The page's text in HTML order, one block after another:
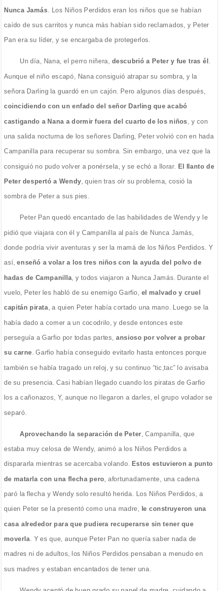
Nunca Jamás . Los Niños Perdidos eran los niños que se habían
caído de sus carritos y nunca más habían sido reclamados, y Peter
Pan era su líder, y se encargaba de protegerlos.
Un día, Nana, el perro niñera, descubrió a Peter y fue tras él .
Aunque el niño escapó, Nana consiguió atrapar su sombra, y la
señora Darling la guardó en un cajón. Pero algunos días después,
coincidiendo con un enfado del señor Darling que acabó
castigando a Nana a dormir fuera del cuarto de los niños , y con
una salida nocturna de los señores Darling, Peter volvió con en hada
Campanilla para recuperar su sombra. Sin embargo, una vez que la
consiguió no pudo volver a ponérsela, y se echó a llorar. El llanto de
Peter despertó a Wendy , quien tras oír su problema, cosió la
sombra de Peter a sus pies.
Peter Pan quedó encantado de las habilidades de Wendy y le
pidió que viajara con él y Campanilla al país de Nunca Jamás,
donde podría vivir aventuras y ser la mamá de los Niños Perdidos. Y
así, enseñó a volar a los tres niños con la ayuda del polvo de
hadas de Campanilla , y todos viajaron a Nunca Jamás. Durante el
vuelo, Peter les habló de su enemigo Garfio, el malvado y cruel
capitán pirata, a quien Peter había cortado una mano. Luego se la
había dado a comer a un cocodrilo, y desde entonces este
perseguía a Garfio por todas partes, ansioso por volver a probar
su carne. Garfio había conseguido evitarlo hasta entonces porque
también se había tragado un reloj, y su continuo “tic,tac” lo avisaba
de su presencia. Casi habían llegado cuando los piratas de Garfio
los a cañonazos, Y, aunque no llegaron a darles, el grupo volador se
separó.
Aprovechando la separación de Peter , Campanilla, que
estaba muy celosa de Wendy, animó a los Niños Perdidos a
dispararla mientras se acercaba volando. Estos estuvieron a punto
de matarla con una flecha pero , afortunadamente, una cadena
paró la flecha y Wendy solo resultó herida. Los Niños Perdidos, a
quien Peter se la presentó como una madre, le construyeron una
casa alrededor para que pudiera recuperarse sin tener que
moverla . Y es que, aunque Peter Pan no quería saber nada de
madres ni de adultos, los Niños Perdidos pensaban a menudo en
sus madres y estaban encantados de tener una.